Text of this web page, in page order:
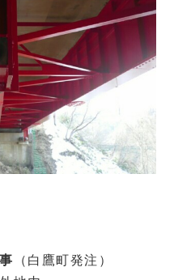
（白鷹町発注）